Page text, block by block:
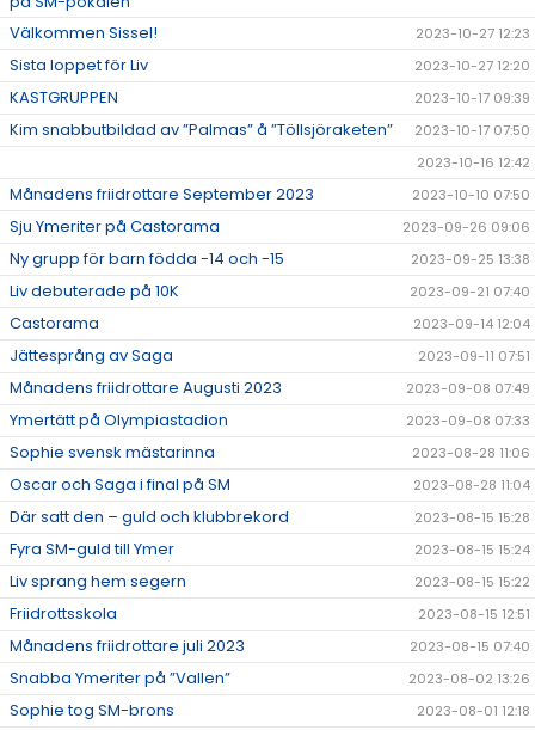
Välkommen Sissel! 2023-10-27 12:23
Sista loppet för Liv 2023-10-27 12:20
KASTGRUPPEN 2023-10-17 09:39
Kim snabbutbildad av ”Palmas” å ”Töllsjöraketen”
2023-10-17 07:50
2023-10-16 12:42
Månadens friidrottare September 2023 2023-10-10 07:50
Sju Ymeriter på Castorama 2023-09-26 09:06
Ny grupp för barn födda -14 och -15 2023-09-25 13:38
Liv debuterade på 10K 2023-09-21 07:40
Castorama 2023-09-14 12:04
Jättesprång av Saga 2023-09-11 07:51
Månadens friidrottare Augusti 2023 2023-09-08 07:49
Ymertätt på Olympiastadion 2023-09-08 07:33
Sophie svensk mästarinna 2023-08-28 11:06
Oscar och Saga i final på SM 2023-08-28 11:04
Där satt den – guld och klubbrekord 2023-08-15 15:28
Fyra SM-guld till Ymer 2023-08-15 15:24
Liv sprang hem segern 2023-08-15 15:22
Friidrottsskola 2023-08-15 12:51
Månadens friidrottare juli 2023 2023-08-15 07:40
Snabba Ymeriter på ”Vallen” 2023-08-02 13:26
Sophie tog SM-brons 2023-08-01 12:18